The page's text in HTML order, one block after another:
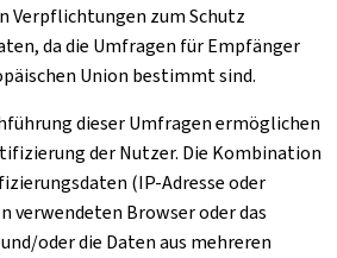
Verpflichtungen zum Schutz
da die Umfragen für Empfänger
Union bestimmt sind.
dieser Umfragen ermöglichen
der Nutzer. Die Kombination
(IP-Adresse oder
verwendeten Browser oder das
oder die Daten aus mehreren